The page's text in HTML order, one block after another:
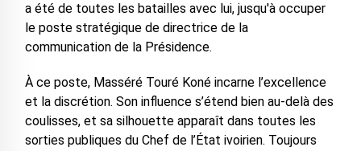
a été de toutes les batailles avec lui, jusqu'à occuper
le poste stratégique de directrice de la
communication de la Présidence.
À ce poste, Masséré Touré Koné incarne l’excellence
et la discrétion. Son influence s’étend bien au-delà des
coulisses, et sa silhouette apparaît dans toutes les
sorties publiques du Chef de l’État ivoirien. Toujours